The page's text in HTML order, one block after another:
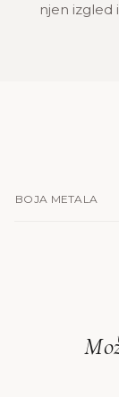
njen izgled
BOJA METALA